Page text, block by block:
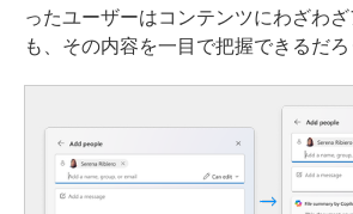
ったユーザーはコンテンツにわざわ
も、その内容を一目で把握できるだろ